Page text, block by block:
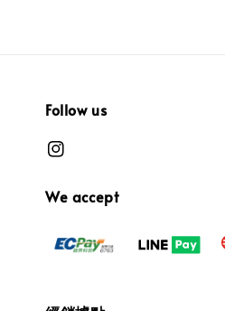
Follow us
We accept